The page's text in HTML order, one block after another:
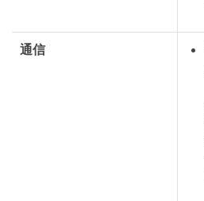
通信